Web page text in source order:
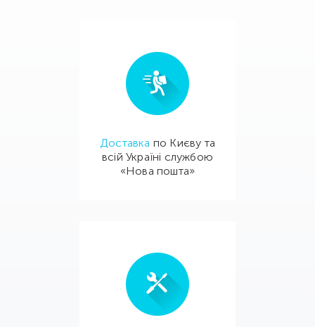
Доставка по Києву та
всій Україні службою
«Нова пошта»